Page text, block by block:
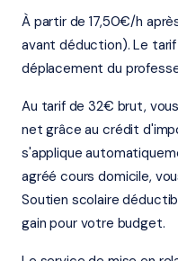
À partir de 17,50€/h
avant déduction). Le
déplacement du
Au tarif de 32€ brut,
net grâce au crédit
s'applique
agréé cours domicile,
Soutien scolaire
gain pour votre budget.